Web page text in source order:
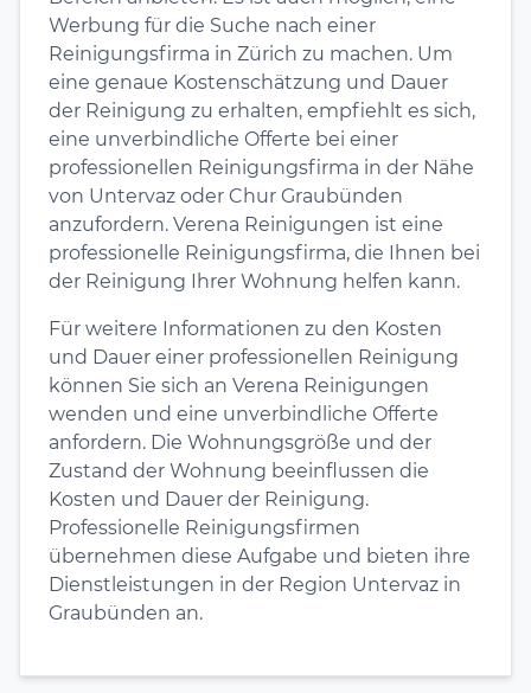
Werbung für die Suche nach einer
Reinigungsfirma in Zürich zu machen. Um
eine genaue Kostenschätzung und Dauer
der Reinigung zu erhalten, empfiehlt es sich,
eine unverbindliche Offerte bei einer
professionellen Reinigungsfirma in der Nähe
von Untervaz oder Chur Graubünden
anzufordern. Verena Reinigungen ist eine
professionelle Reinigungsfirma, die Ihnen bei
der Reinigung Ihrer Wohnung helfen kann.
Für weitere Informationen zu den Kosten
und Dauer einer professionellen Reinigung
können Sie sich an Verena Reinigungen
wenden und eine unverbindliche Offerte
anfordern. Die Wohnungsgröße und der
Zustand der Wohnung beeinflussen die
Kosten und Dauer der Reinigung.
Professionelle Reinigungsfirmen
übernehmen diese Aufgabe und bieten ihre
Dienstleistungen in der Region Untervaz in
Graubünden an.